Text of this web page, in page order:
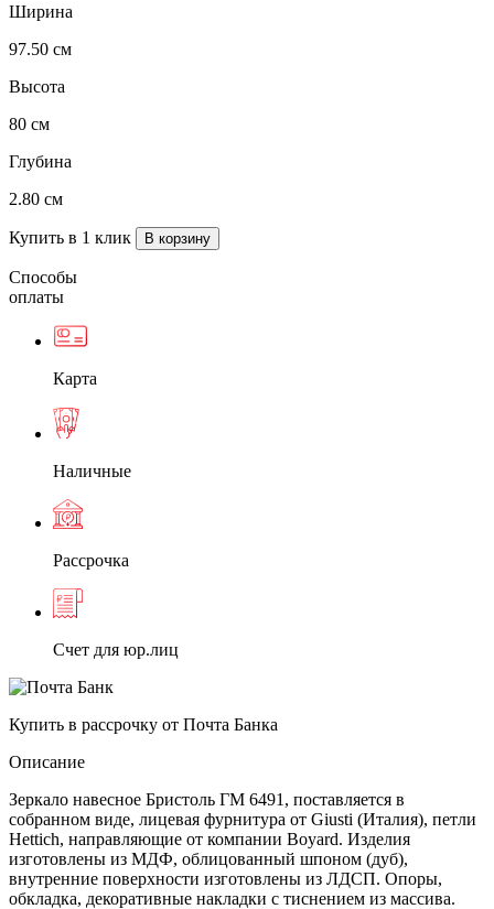
Ширина
97.50 см
Высота
80 см
Глубина
2.80 см
Купить в 1 клик
Способы
оплаты
Карта
Наличные
Рассрочка
Счет для юр.лиц
Купить в рассрочку от Почта Банка
Описание
Зеркало навесное Бристоль ГМ 6491, поставляется в
собранном виде, лицевая фурнитура от Giusti (Италия), петли
Hettich, направляющие от компании Boyard. Изделия
изготовлены из МДФ, облицованный шпоном (дуб),
внутренние поверхности изготовлены из ЛДСП. Опоры,
обкладка, декоративные накладки с тиснением из массива.